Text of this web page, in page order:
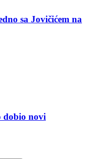
sa Jovičićem na
dobio novi